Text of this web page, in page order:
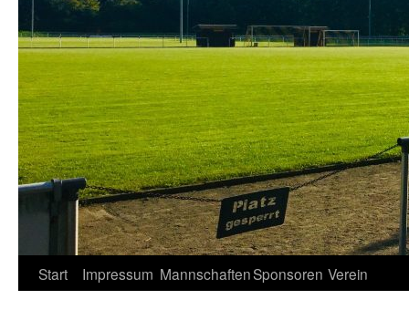
Springe
Start Impressum MannschaftenSponsoren Verein